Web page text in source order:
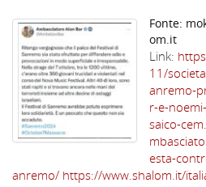
Fonte:
om.it
Link:
11/
anremo-
r-e-
saico-
esta-
anremo/ https://www.shalom.it/